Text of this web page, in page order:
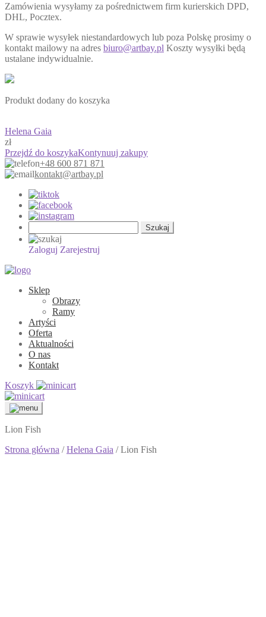
Zamówienia wysyłamy za pośrednictwem firm kurierskich DPD,
DHL, Pocztex.
W sprawie wysyłek niestandardowych lub poza Polskę prosimy o
kontakt mailowy na adres biuro@artbay.pl Koszty wysyłki będą
ustalane indywidualnie.
Produkt dodany do koszyka
Helena Gaia
zł
Przejdź do koszykaKontynuuj zakupy
+48 600 871 871
kontakt@artbay.pl
Zaloguj Zarejestruj
Sklep
Obrazy
Ramy
Artyści
Oferta
Aktualności
O nas
Kontakt
Koszyk
Lion Fish
Strona główna /Helena Gaia / Lion Fish